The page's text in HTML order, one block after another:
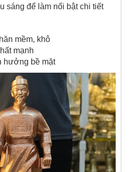
sáng để làm nổi bật chi tiết
mềm, khô
mạnh
hưởng bề mặt